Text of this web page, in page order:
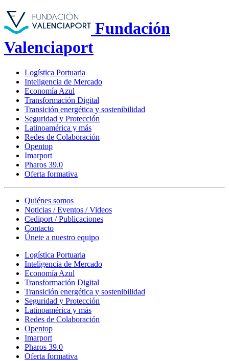
Fundación
Valenciaport
Logística Portuaria
Inteligencia de Mercado
Economía Azul
Transformación Digital
Transición energética y sostenibilidad
Seguridad y Protección
Latinoamérica y más
Redes de Colaboración
Opentop
Imarport
Pharos 39.0
Oferta formativa
Quiénes somos
Noticias / Eventos / Videos
Cediport / Publicaciones
Contacto
Únete a nuestro equipo
Logística Portuaria
Inteligencia de Mercado
Economía Azul
Transformación Digital
Transición energética y sostenibilidad
Seguridad y Protección
Latinoamérica y más
Redes de Colaboración
Opentop
Imarport
Pharos 39.0
Oferta formativa